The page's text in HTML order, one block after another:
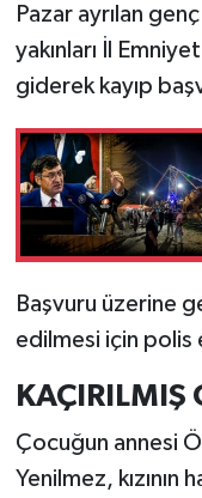
Pazar ayrılan
yakınları İl
giderek kayıp
Başvuru üzerine
edilmesi için polis
KAÇIRILMIŞ
Çocuğun annesi
Yenilmez,
Kültür Sanat
Kütahya
Magazin
Otomobil
Pazarlar
Politika
Resmi İlan
Rüya Tabirleri